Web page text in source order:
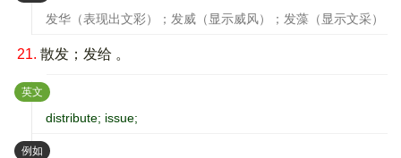
发华（表现出文彩）；发威（显示威风）；发藻（显示文采）
21. 散发；发给 。
英文 ：
distribute; issue;
例如 ：